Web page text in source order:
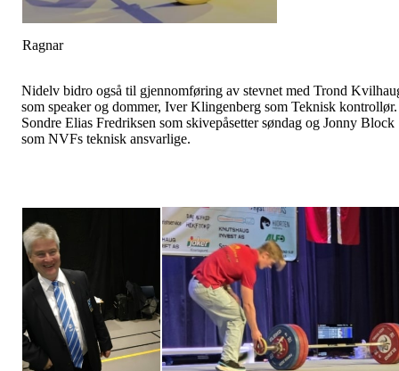
Ragnar
Nidelv bidro også til gjennomføring av stevnet med Trond
som speaker og dommer, Iver Klingenberg som Teknisk kontrollør.
Sondre Elias Fredriksen som skivepåsetter søndag og Jonny Block
som NVFs teknisk ansvarlige.